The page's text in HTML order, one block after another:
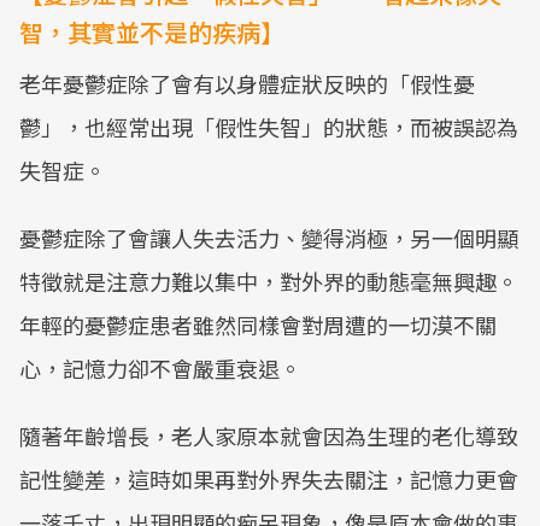
智，其實並不是的疾病】
老年憂鬱症除了會有以身體症狀反映的「假性憂
鬱」，也經常出現「假性失智」的狀態，而被誤認為
失智症。
憂鬱症除了會讓人失去活力、變得消極，另一個明顯
特徵就是注意力難以集中，對外界的動態毫無興趣。
年輕的憂鬱症患者雖然同樣會對周遭的一切漠不關
心，記憶力卻不會嚴重衰退。
隨著年齡增長，老人家原本就會因為生理的老化導致
記性變差，這時如果再對外界失去關注，記憶力更會